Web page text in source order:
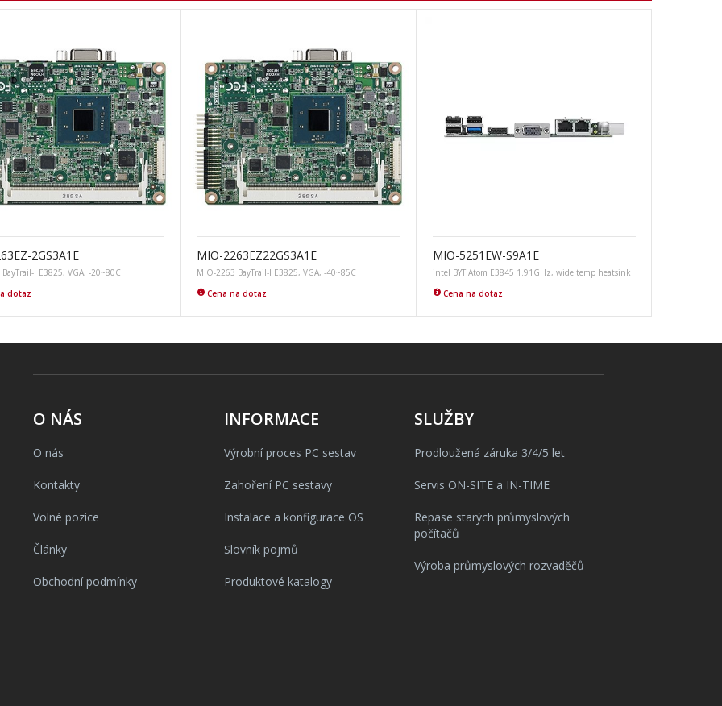
2GS3A1E
I E3825, VGA, -20~80C
dotaz
MIO-2263EZ22GS3A1E
MIO-2263 BayTrail-I E3825, VGA, -40~85C
Cena na dotaz
MIO-5251EW-S9A1E
intel BYT Atom E3845 1.91GHz, wide temp heatsink
Cena na dotaz
O NÁS
O nás
Kontakty
Volné pozice
Články
Obchodní podmínky
INFORMACE
Výrobní proces PC sestav
Zahoření PC sestavy
Instalace a konfigurace OS
Slovník pojmů
Produktové katalogy
SLUŽBY
Prodloužená záruka 3/4/5 let
Servis ON-SITE a IN-TIME
Repase starých průmyslových
počítačů
Výroba průmyslových rozvaděčů